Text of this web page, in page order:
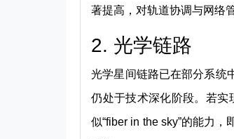
著提高，对轨道协调与网络
2. 光学链路
光学星间链路已在部分系统
仍处于技术深化阶段。若实
似“fiber in the sky”的能力